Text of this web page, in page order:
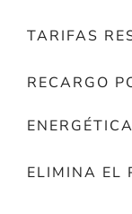
TARIFAS
RECARGO
ENERGÉTICA
ELIMINA EL